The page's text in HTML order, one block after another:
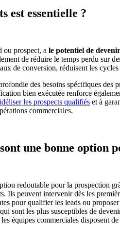
est essentielle ?
ou prospect, a le potentiel de
de réduire le temps perdu sur
de conversion, réduisent les
des besoins spécifiques
bien exécutée renforce
les prospects qualifiés et à
commerciales.
une bonne
redoutable pour la prospection
Ils peuvent intervenir dès les
pour qualifier les leads ou
sont les plus susceptibles de
équipes commerciales disposent